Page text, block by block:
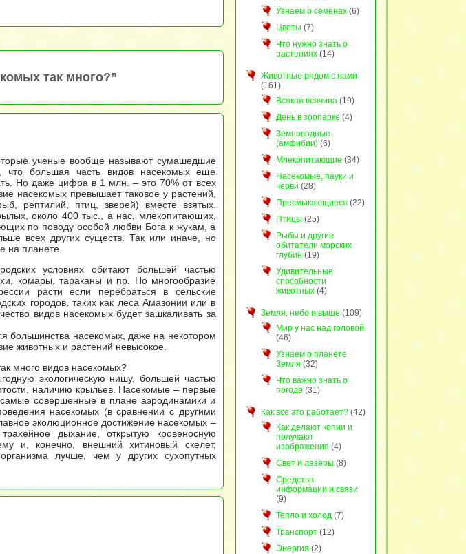
так много?”
ученые вообще называют сумашедшие
большая часть видов насекомых еще
Но даже цифра в 1 млн. – это 70% от всех
насекомых превышает таковое у растений,
рептилий, птиц, зверей) вместе взятых.
около 400 тыс., а нас, млекопитающих,
по поводу особой любви Бога к жукам, а
всех других существ. Так или иначе, но
на планете.
условиях обитают большей частью
комары, тараканы и пр. Но многообразие
расти если перебраться в сельские
городов, таких как леса Амазонии или в
видов насекомых будет зашкаливать за
большинства насекомых, даже на некотором
животных и растений невысокое.
много видов насекомых?
экологическую нишу, большей частью
наличию крыльев. Насекомые – первые
совершенные в плане аэродинамики и
насекомых (в сравнении с другими
эколюционное достижение насекомых –
дыхание, открытую кровеносную
и, конечно, внешний хитиновый скелет,
лучше, чем у других сухопутных
Узнаем о семенах(6)
Цветы (7)
Что нужно знать о
растениях(14)
Животные рядом с нами
(161)
Всякая всячина(19)
День в зоопарке (4)
Земноводные
(амфибии)(6)
Млекопитающие (34)
Насекомые, пауки и
черви (28)
Пресмыкающиеся (22)
Птицы (25)
Рыбы и другие
обитатели морских
глубин (19)
Удивительные
способности
животных(4)
Земля, небо и выше (109)
Мир у нас над головой
(46)
Узнаем о планете
Земля (32)
Что важно знать о
погоде (31)
Как все это работает?(42)
Как делают копии и
получают
изображения (4)
Свет и лазеры (8)
Средства
информации и связи
(9)
Тепло и холод(7)
Транспорт(12)
Энергия (2)